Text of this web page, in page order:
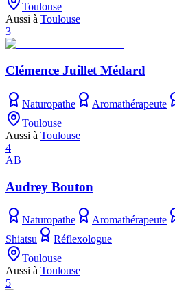
Toulouse
Aussi à Toulouse
3
Clémence Juillet Médard
Naturopathe Aromathérapeute
Toulouse
Aussi à Toulouse
4
AB
Audrey Bouton
Naturopathe Aromathérapeute
Shiatsu
Réflexologue
Toulouse
Aussi à Toulouse
5